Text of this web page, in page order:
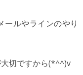
ールやラインのやり
切ですから(*^^)v